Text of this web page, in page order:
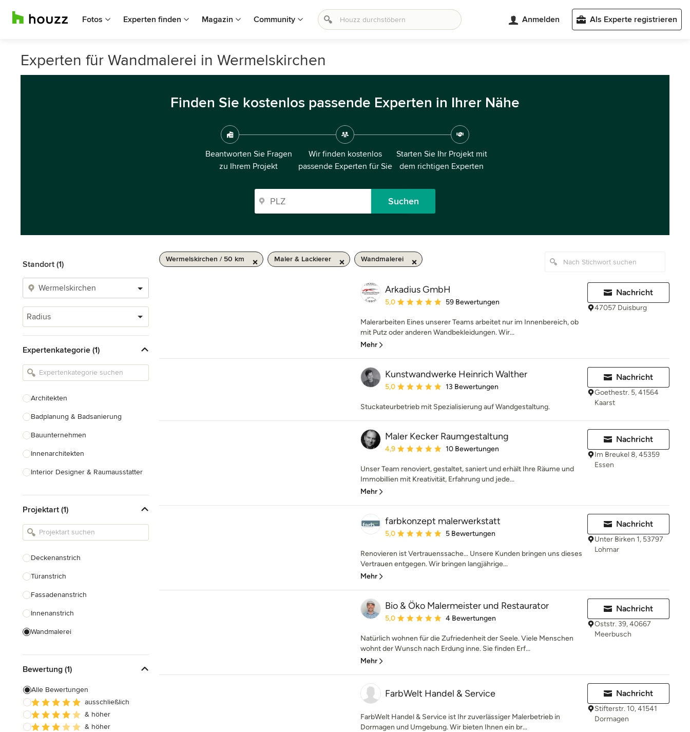
Fotos Experten finden Magazin Community Anmelden Als Experte registrieren
Experten für Wandmalerei in Wermelskirchen
Finden Sie kostenlos passende Experten in Ihrer Nähe
Beantworten Sie Fragen
zu Ihrem Projekt
Wir finden kostenlos
passende Experten für Sie
Starten Sie Ihr Projekt mit
dem richtigen Experten
Suchen
Standort (1)
Radius
Expertenkategorie (1)
Architekten
Badplanung & Badsanierung
Bauunternehmen
Innenarchitekten
Interior Designer & Raumausstatter
Landschaftsarchitekten
Armaturen & Sanitärbedarf
Projektart (1)
Deckenanstrich
Türanstrich
Fassadenanstrich
Innenanstrich
Wandmalerei
Tapezierung
Alle anzeigen
Bewertung (1)
Alle Bewertungen
ausschließlich
& höher
& höher
Wermelskirchen / 50 km Maler & Lackierer Wandmalerei
Arkadius GmbH
Durchschnittliche Bewertung: 5 von 5 Sternen
5,0 59 Bewertungen
Malerarbeiten Eines unserer Teams arbeitet nur im Innenbereich, ob
mit Putz oder anderen Wandbekleidungen. Wir...
Mehr
Nachricht
47057 Duisburg
Kunstwandwerke Heinrich Walther
Durchschnittliche Bewertung: 5 von 5 Sternen
5,0 13 Bewertungen
Stuckateurbetrieb mit Spezialisierung auf Wandgestaltung.
Nachricht
Goethestr. 5, 41564
Kaarst
Maler Kecker Raumgestaltung
Durchschnittliche Bewertung: 4.9 von 5 Sternen
4,9 10 Bewertungen
Unser Team renoviert, gestaltet, saniert und erhält Ihre Räume und
Immobillien mit Kreativität, Erfahrung und jede...
Mehr
Nachricht
Im Breukel 8, 45359
Essen
farbkonzept malerwerkstatt
Durchschnittliche Bewertung: 5 von 5 Sternen
5,0 5 Bewertungen
Renovieren ist Vertrauenssache... Unsere Kunden bringen uns dieses
Vertrauen entgegen. Wir bringen langjährige...
Mehr
Nachricht
Unter Birken 1, 53797
Lohmar
Bio & Öko Malermeister und Restaurator
Durchschnittliche Bewertung: 5 von 5 Sternen
5,0 4 Bewertungen
Natürlich wohnen für die Zufriedenheit der Seele. Viele Menschen
wohnt der Wunsch nach Erdung inne. Sie finden Erf...
Mehr
Nachricht
Oststr. 39, 40667
Meerbusch
FarbWelt Handel & Service
FarbWelt Handel & Service ist Ihr zuverlässiger Malerbetrieb in
Dormagen und Umgebung. Wir bieten Ihnen ein br...
Nachricht
Stifterstr. 10, 41541
Dormagen